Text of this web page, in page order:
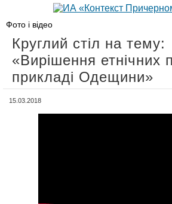
Фото і відео
Круглий стіл на тему:
«Вирішення етнічних
прикладі Одещини»
15.03.2018